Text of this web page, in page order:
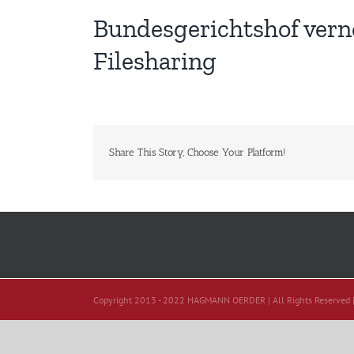
Bundesgerichtshof
Filesharing
Share This Story, Choose Your Platform!
Copyright 2013 - 2022 HAGMANN OERDER | All Rights Reserved |